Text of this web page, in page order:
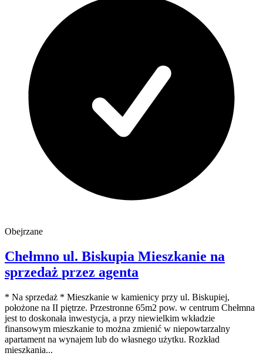
Obejrzane
Chełmno ul. Biskupia Mieszkanie na
sprzedaż przez agenta
* Na sprzedaż * Mieszkanie w kamienicy przy ul. Biskupiej,
położone na II piętrze. Przestronne 65m2 pow. w centrum Chełmna
jest to doskonała inwestycja, a przy niewielkim wkładzie
finansowym mieszkanie to można zmienić w niepowtarzalny
apartament na wynajem lub do własnego użytku. Rozkład
mieszkania...